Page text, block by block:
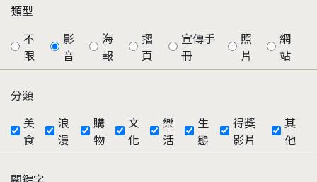
類型
不
限
影
音
海
報
摺
頁
宣傳手
冊
照
片
網
站
分類
美
食
浪
漫
購
物
文
化
樂
活
生
態
得獎
影片
其
他